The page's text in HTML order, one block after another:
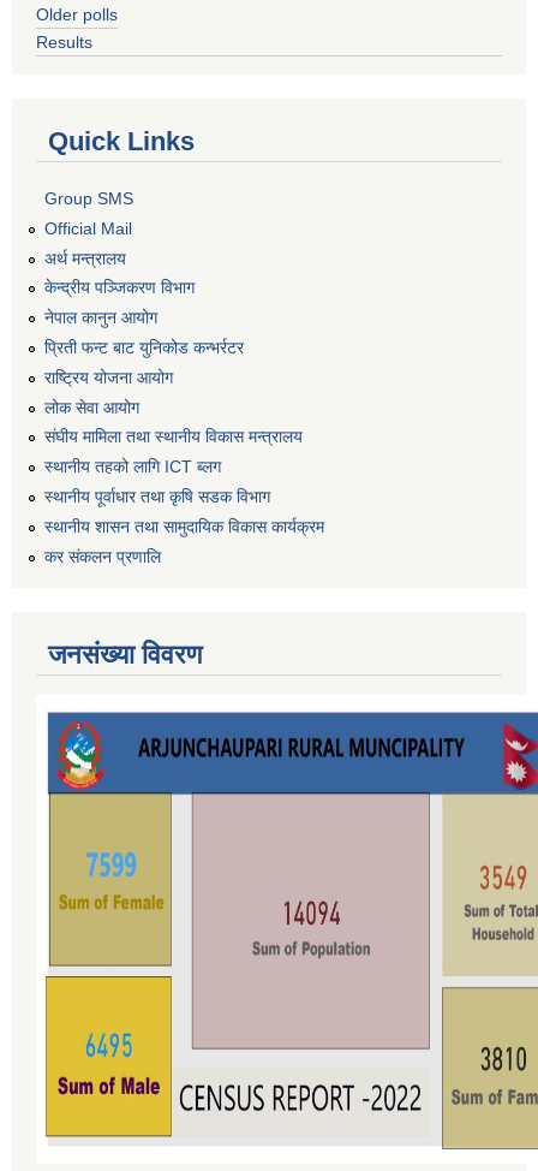
Older polls
Results
Quick Links
Group SMS
Official Mail
अर्थ मन्त्रालय
केन्द्रीय पञ्जिकरण विभाग
नेपाल कानुन आयोग
प्रिती फन्ट बाट युनिकोड कन्भर्रटर
राष्ट्रिय योजना आयोग
लोक सेवा आयोग
संघीय मामिला तथा स्थानीय विकास मन्त्रालय
स्थानीय तहको लागि ICT ब्लग
स्थानीय पूर्वाधार तथा कृषि सडक विभाग
स्थानीय शासन तथा सामुदायिक विकास कार्यक्रम
कर स‌ंकलन प्रणालि
जनसंख्या विवरण